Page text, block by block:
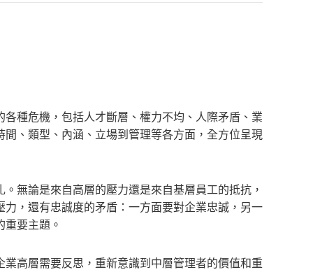
種危機，包括人才斷層、權力不均、人際矛盾、業
、類型、內涵、立場到管理等各方面，全方位呈現
論是來自高層的壓力還是來自基層員工的抵抗，
，還有忠誠度的矛盾：一方面要對企業忠誠，另一
要主題。
高層需要反思，重新意識到中層管理者的價值和重